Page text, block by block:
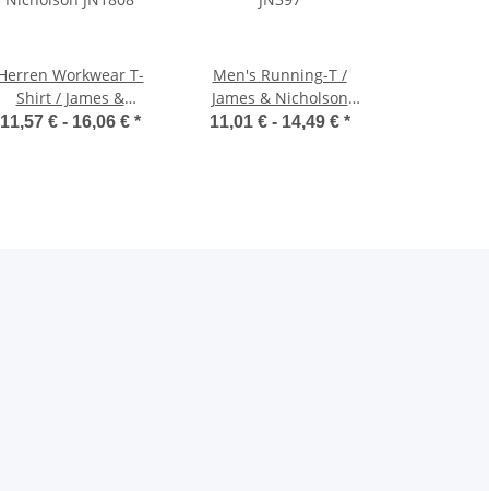
Workwear T-
Shirt / James &
Nicholson JN1808
11,57 € - 16,06 € *
Men's Running-T /
James & Nicholson
JN397
11,01 € - 14,49 € *